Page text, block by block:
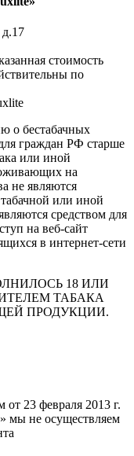
стоимость
по
о бестабачных
граждан РФ старше
или иной
на
не являются
или иной
средством для
на веб-сайт
в интернет-сети
18 ИЛИ
ТАБАКА
ПРОДУКЦИИ.
23 февраля 2013 г.
мы не осуществляем